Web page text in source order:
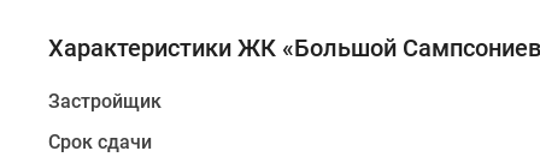
вход
улицы.
Недвижимость
Характеристики ЖК «Большой
Застройщик
Срок сдачи